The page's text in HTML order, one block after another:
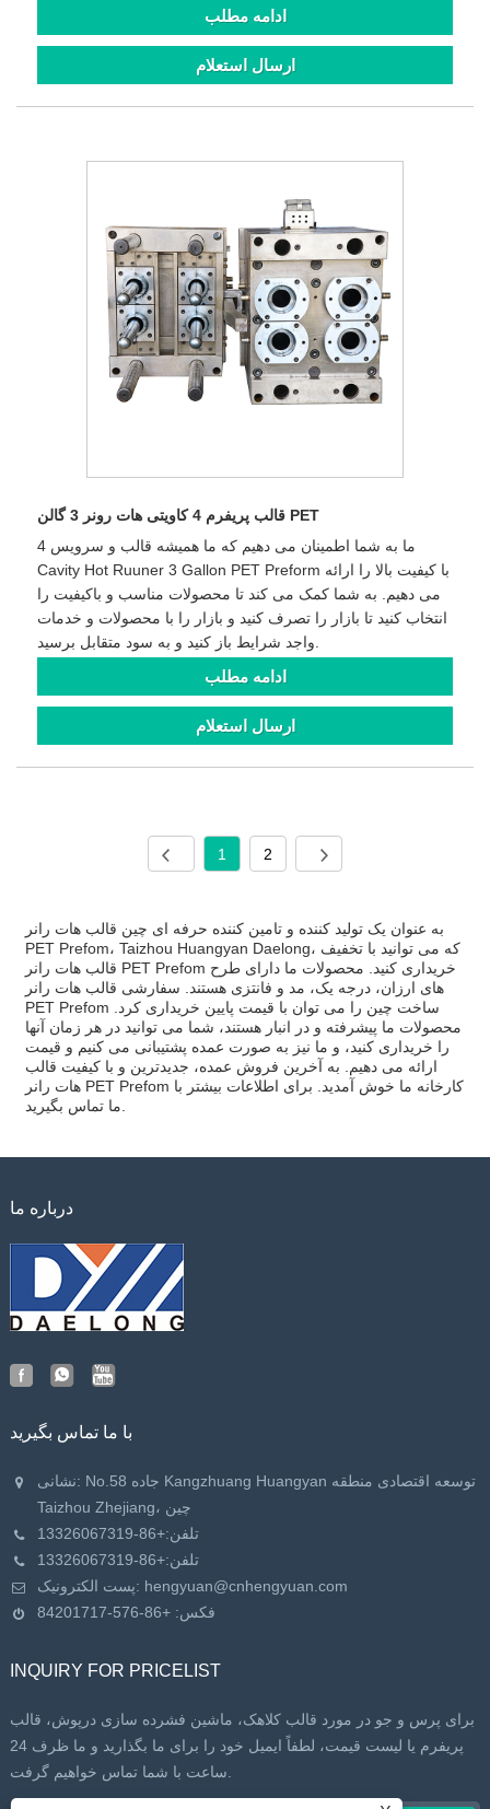
ادامه مطلب
ارسال استعلام
قالب پریفرم 4 کاویتی هات رونر 3 گالن PET
ما به شما اطمینان می دهیم که ما همیشه قالب و سرویس 4
Cavity Hot Ruuner 3 Gallon PET Preform با کیفیت بالا را ارائه
می دهیم. به شما کمک می کند تا محصولات مناسب و باکیفیت را
انتخاب کنید تا بازار را تصرف کنید و بازار را با محصولات و خدمات
ادامه مطلب
ارسال استعلام
1 2
به عنوان یک تولید کننده و تامین کننده حرفه ای چین قالب هات رانر
PET Prefom، Taizhou Huangyan Daelong، که می توانید با تخفیف
قالب هات رانر PET Prefom خریداری کنید. محصولات ما دارای طرح
های ارزان، درجه یک، مد و فانتزی هستند. سفارشی قالب هات رانر
PET Prefom ساخت چین را می توان با قیمت پایین خریداری کرد.
محصولات ما پیشرفته و در انبار هستند، شما می توانید در هر زمان آنها
را خریداری کنید، و ما نیز به صورت عمده پشتیبانی می کنیم و قیمت
ارائه می دهیم. به آخرین فروش عمده، جدیدترین و با کیفیت قالب
هات رانر PET Prefom کارخانه ما خوش آمدید. برای اطلاعات بیشتر با
درباره ما
با ما تماس بگیرید
نشانی: No.58 جاده Kangzhuang Huangyan توسعه اقتصادی منطقه
Taizhou Zhejiang، چین
تلفن:+86-13326067319
تلفن:+86-13326067319
پست الکترونیک: hengyuan@cnhengyuan.com
فکس: +86-576-84201717
INQUIRY FOR PRICELIST
برای پرس و جو در مورد قالب کلاهک، ماشین فشرده سازی درپوش، قالب
پریفرم یا لیست قیمت، لطفاً ایمیل خود را برای ما بگذارید و ما ظرف 24